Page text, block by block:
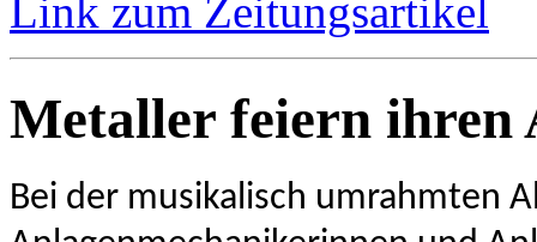
Link zum Zeitungsartikel
Metaller feiern ihren
Bei der musikalisch umrahmten